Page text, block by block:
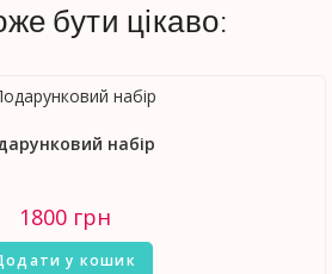
бути цікаво:
набір
1800 грн
у кошик